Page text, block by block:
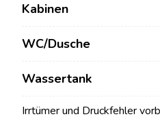
Kabinen
WC/Dusche
Wassertank
Irrtümer und Druckfehler
Über uns